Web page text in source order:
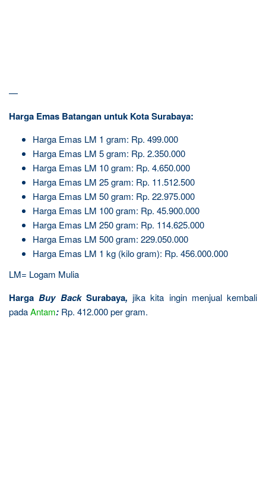
—
Harga Emas Batangan untuk Kota Surabaya:
Harga Emas LM 1 gram: Rp. 499.000
Harga Emas LM 5 gram: Rp. 2.350.000
Harga Emas LM 10 gram: Rp. 4.650.000
Harga Emas LM 25 gram: Rp. 11.512.500
Harga Emas LM 50 gram: Rp. 22.975.000
Harga Emas LM 100 gram: Rp. 45.900.000
Harga Emas LM 250 gram: Rp. 114.625.000
Harga Emas LM 500 gram: 229.050.000
Harga Emas LM 1 kg (kilo gram): Rp. 456.000.000
LM= Logam Mulia
HargaBuy Back Surabaya, jika kita ingin menjual kembali
padaAntam: Rp. 412.000 per gram.